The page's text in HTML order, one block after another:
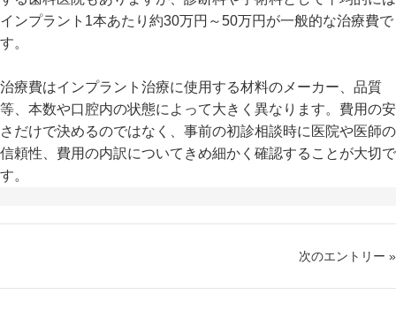
インプラント1本あたり約30万円～50万円が一般的な治療費で
す。
治療費はインプラント治療に使用する材料のメーカー、品質
等、本数や口腔内の状態によって大きく異なります。費用の安
さだけで決めるのではなく、事前の初診相談時に医院や医師の
信頼性、費用の内訳についてきめ細かく確認することが大切で
す。
次のエントリー »